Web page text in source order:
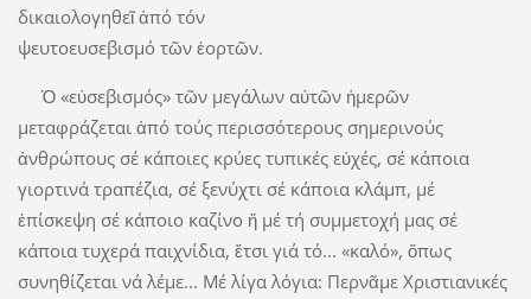
δικαιολογηθεῖ ἀπό τόν
ψευτοευσεβισμό τῶν ἑορτῶν.
Ὁ «εὐσεβισμός» τῶν μεγάλων αὐτῶν ἡμερῶν
μεταφράζεται ἀπό τούς περισσότερους σημερινούς
ἀνθρώπους σέ κάποιες κρύες τυπικές εὐχές, σέ κάποια
γιορτινά τραπέζια, σέ ξενύχτι σέ κάποια κλάμπ, μέ
ἐπίσκεψη σέ κάποιο καζίνο ἤ μέ τή συμμετοχή μας σέ
κάποια τυχερά παιχνίδια, ἔτσι γιά τό... «καλό», ὅπως
συνηθίζεται νά λέμε... Μέ λίγα λόγια: Περνᾶμε Χριστιανικές